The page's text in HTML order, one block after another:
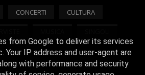
CONCERTI CULTURA
from Google to deliver its services
Your IP address and user-agent are
with performance and security